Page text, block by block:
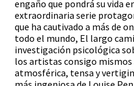
engaño que pondrá su vida
extraordinaria serie
que ha cautivado a más de
todo el mundo, El largo
investigación psicológica
los artistas consigo mismos
atmosférica, tensa y